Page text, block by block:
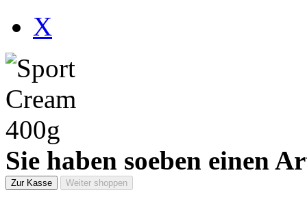
X
Sie haben soeben einen